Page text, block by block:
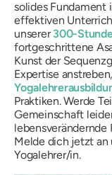
solides Fundament
effektiven
unserer300-
fortgeschrittene
Kunst der
Expertise
Praktiken. Werde
Gemeinschaft
lebensverändernde
Melde dich jetzt an
Yogalehrer/in.